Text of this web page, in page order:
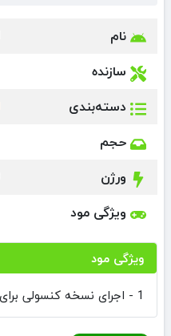
نام
سازنده
دسته‌بندی
حجم
ورژن
ویژگی مود
ویژگی مود
1 - اجرای نسخه کنسولی برای اندروید